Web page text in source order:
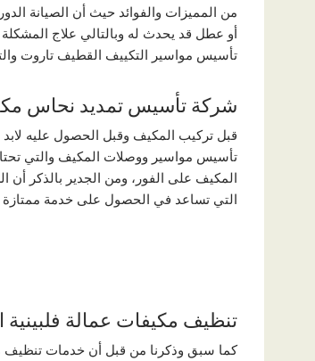
من المميزات والفوائد حيث أن الصيانة
أو عطل قد يحدث له وبالتالي علاج
تأسيس مواسير التكييف القطيف تاروت
شركة تأسيس تمديد نحاس
قبل تركيب المكيف وقبل الحصول عليه
تأسيس مواسير ووصلات المكيف والتي
المكيف على الفور، ومن الجدير بالذكر أن
التي تساعد في الحصول على خدمة ممتازة
تنظيف مكيفات عمالة فلبينية
كما سبق وذكرنا من قبل أن خدمات تنظيف